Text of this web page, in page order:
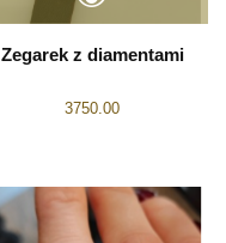
Zegarek z diamentami
3750.00